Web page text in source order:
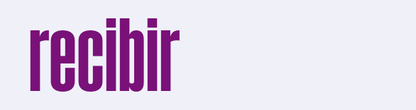
recibir